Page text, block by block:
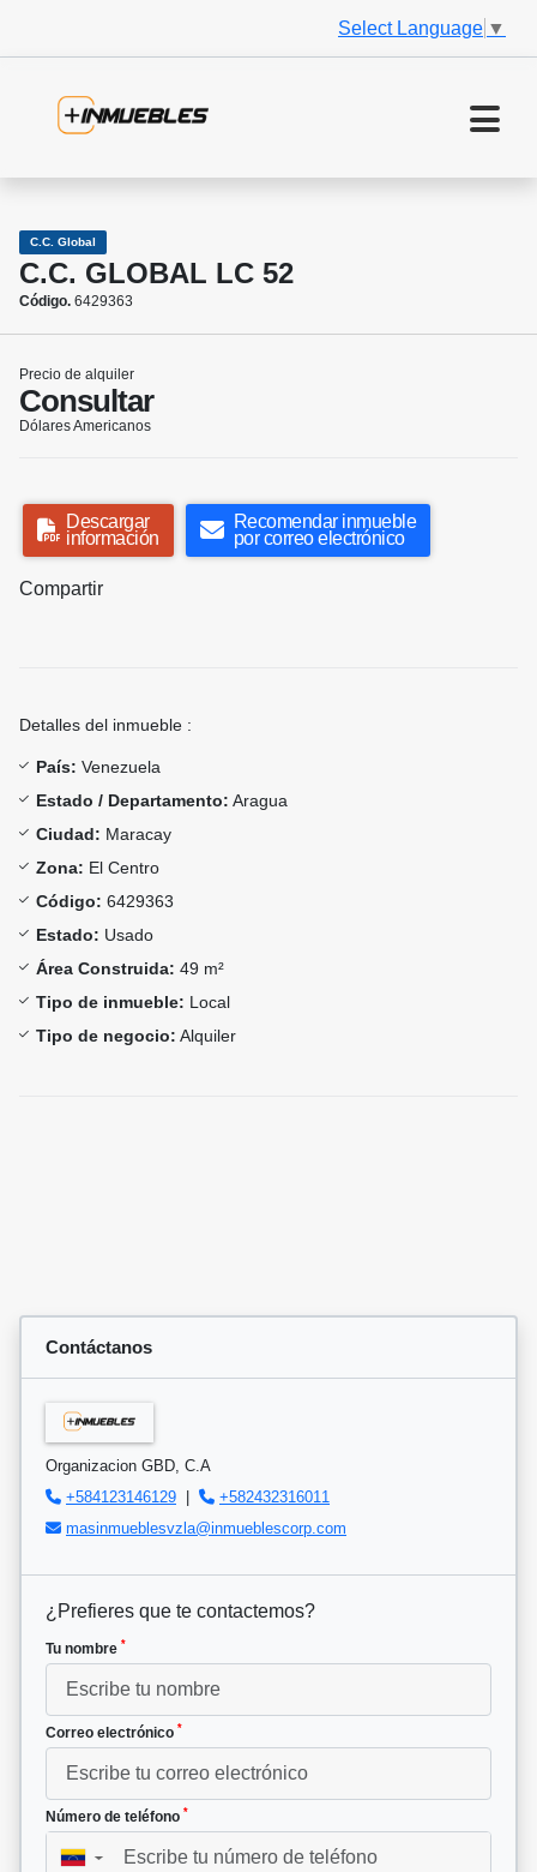
Select Language ▼
C.C. Global
C.C. GLOBAL LC 52
Código. 6429363
Precio de alquiler
Consultar
Dólares Americanos
Descargar
información
Recomendar inmueble
por correo electrónico
Compartir
Detalles del inmueble :
País: Venezuela
Estado / Departamento: Aragua
Ciudad: Maracay
Zona: El Centro
Código: 6429363
Estado: Usado
Área Construida: 49 m²
Tipo de inmueble: Local
Tipo de negocio: Alquiler
Contáctanos
Organizacion GBD, C.A
+584123146129 |
+582432316011
masinmueblesvzla@inmueblescorp.com
¿Prefieres que te contactemos?
Tu nombre *
Correo electrónico *
Número de teléfono *
▼